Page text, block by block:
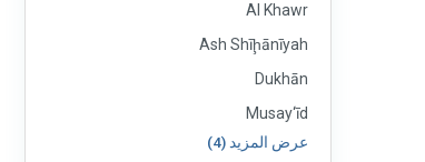
Al Khawr
Ash Shīḩānīyah
Dukhān
Musay‘īd
عرض المزيد (4)